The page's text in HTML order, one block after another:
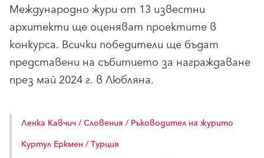
Международно жури от 13 известни
архитекти ще оценяват проектите в
конкурса. Всички победители ще бъдат
представени на събитието за награждаване
през май 2024 г. в Любляна.
Ленка Кавчич / Словения / Ръководител на журито
Куртул Еркмен / Турция